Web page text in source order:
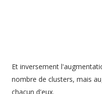
Et inversement
nombre de clusters, mais
chacun d'eux.